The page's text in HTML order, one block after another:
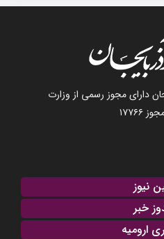
دارای مجوز رسمی از وزارت
نیوز
خبر
ارومیه